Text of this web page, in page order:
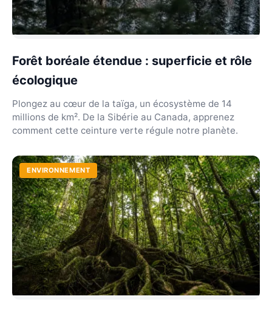
Forêt boréale étendue : superficie et rôle
écologique
Plongez au cœur de la taïga, un écosystème de 14
millions de km². De la Sibérie au Canada, apprenez
comment cette ceinture verte régule notre planète.
ENVIRONNEMENT